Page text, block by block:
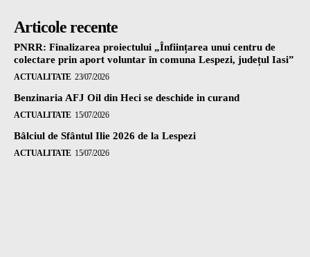
Articole recente
PNRR: Finalizarea proiectului „Înființarea unui centru de
colectare prin aport voluntar în comuna Lespezi, județul Iasi”
ACTUALITATE 23/07/2026
Benzinaria AFJ Oil din Heci se deschide in curand
ACTUALITATE 15/07/2026
Bâlciul de Sfântul Ilie 2026 de la Lespezi
ACTUALITATE 15/07/2026